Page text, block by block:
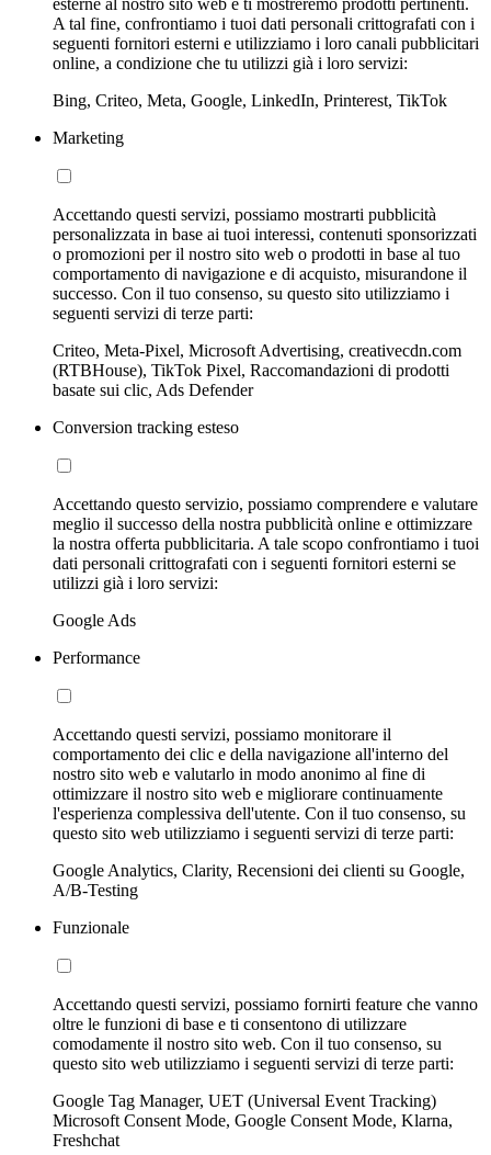
A tal fine, confrontiamo i tuoi dati personali crittografati con i
seguenti fornitori esterni e utilizziamo i loro canali pubblicitari
online, a condizione che tu utilizzi già i loro servizi:
Bing, Criteo, Meta, Google, LinkedIn, Printerest, TikTok
Marketing
Accettando questi servizi, possiamo mostrarti pubblicità
personalizzata in base ai tuoi interessi, contenuti sponsorizzati
o promozioni per il nostro sito web o prodotti in base al tuo
comportamento di navigazione e di acquisto, misurandone il
successo. Con il tuo consenso, su questo sito utilizziamo i
seguenti servizi di terze parti:
Criteo, Meta-Pixel, Microsoft Advertising, creativecdn.com
(RTBHouse), TikTok Pixel, Raccomandazioni di prodotti
basate sui clic, Ads Defender
Conversion tracking esteso
Accettando questo servizio, possiamo comprendere e valutare
meglio il successo della nostra pubblicità online e ottimizzare
la nostra offerta pubblicitaria. A tale scopo confrontiamo i tuoi
dati personali crittografati con i seguenti fornitori esterni se
utilizzi già i loro servizi:
Google Ads
Performance
Accettando questi servizi, possiamo monitorare il
comportamento dei clic e della navigazione all'interno del
nostro sito web e valutarlo in modo anonimo al fine di
ottimizzare il nostro sito web e migliorare continuamente
l'esperienza complessiva dell'utente. Con il tuo consenso, su
questo sito web utilizziamo i seguenti servizi di terze parti:
Google Analytics, Clarity, Recensioni dei clienti su Google,
A/B-Testing
Funzionale
Accettando questi servizi, possiamo fornirti feature che vanno
oltre le funzioni di base e ti consentono di utilizzare
comodamente il nostro sito web. Con il tuo consenso, su
questo sito web utilizziamo i seguenti servizi di terze parti:
Google Tag Manager, UET (Universal Event Tracking)
Microsoft Consent Mode, Google Consent Mode, Klarna,
Freshchat